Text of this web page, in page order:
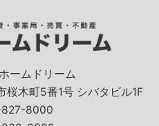
ームドリーム
木町5番1号 シバタビル1F
827-8000